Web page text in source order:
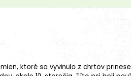
ktoré sa vyvinulo z chrtov